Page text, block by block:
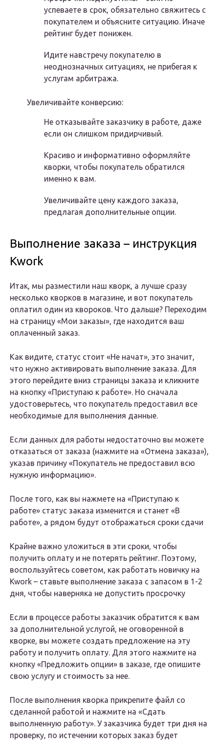
успеваете в срок, обязательно свяжитесь с
покупателем и объясните ситуацию. Иначе
рейтинг будет понижен.
Идите навстречу покупателю в
неоднозначных ситуациях, не прибегая к
услугам арбитража.
Увеличивайте конверсию:
Не отказывайте заказчику в работе, даже
если он слишком придирчивый.
Красиво и информативно оформляйте
кворки, чтобы покупатель обратился
именно к вам.
Увеличивайте цену каждого заказа,
предлагая дополнительные опции.
Выполнение заказа – инструкция
Kwork
Итак, мы разместили наш кворк, а лучше сразу
несколько кворков в магазине, и вот покупатель
оплатил один из квороков. Что дальше? Переходим
на страницу «Мои заказы», где находится ваш
оплаченный заказ.
Как видите, статус стоит «Не начат», это значит,
что нужно активировать выполнение заказа. Для
этого перейдите вниз страницы заказа и кликните
на кнопку «Приступаю к работе». Но сначала
удостоверьтесь, что покупатель предоставил все
необходимые для выполнения данные.
Если данных для работы недостаточно вы можете
отказаться от заказа (нажмите на «Отмена заказа»),
указав причину «Покупатель не предоставил всю
нужную информацию».
После того, как вы нажмете на «Приступаю к
работе» статус заказа изменится и станет «В
работе», а рядом будут отображаться сроки сдачи
Крайне важно уложиться в эти сроки, чтобы
получить оплату и не потерять рейтинг. Поэтому,
воспользуйтесь советом, как работать новичку на
Kwork – ставьте выполнение заказа с запасом в 1-2
дня, чтобы наверняка не допустить просрочку
Если в процессе работы заказчик обратится к вам
за дополнительной услугой, не оговоренной в
кворке, вы можете создать предложение на эту
работу и получить оплату. Для этого нажмите на
кнопку «Предложить опции» в заказе, где опишите
свою услугу и стоимость за нее.
После выполнения кворка прикрепите файл со
сделанной работой и нажмите на «Сдать
выполненную работу». У заказчика будет три дня на
проверку, по истечении которых заказ будет